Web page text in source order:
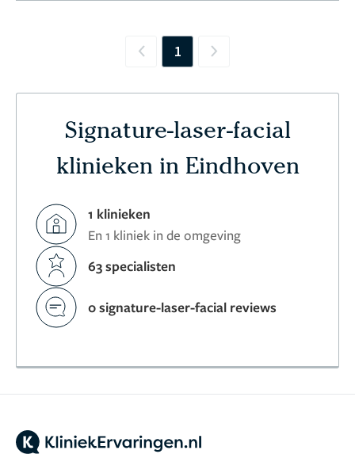
Previous
1 Next
Signature-laser-facial
klinieken in Eindhoven
1 klinieken
En 1 kliniek in de omgeving
63 specialisten
0 signature-laser-facial reviews